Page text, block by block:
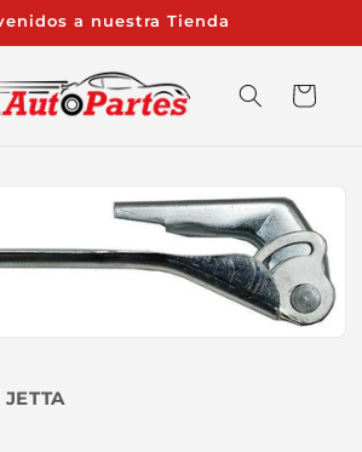
a nuestra Tienda
Carrito
JETTA